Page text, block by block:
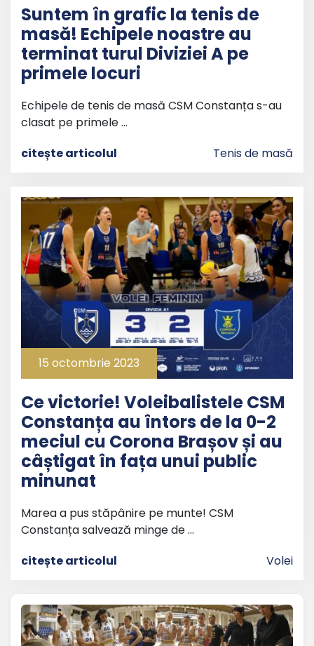
Suntem în grafic la tenis de
masă! Echipele noastre au
terminat turul Diviziei A pe
primele locuri
Echipele de tenis de masă CSM Constanța s-au
clasat pe primele …
citește articolul
Tenis de masă
15 octombrie 2023
Ce victorie! Voleibalistele CSM
Constanța au întors de la 0-2
meciul cu Corona Brașov și au
câștigat în fața unui public
minunat
Marea a pus stăpânire pe munte! CSM
Constanța salvează minge de …
citește articolul
Volei